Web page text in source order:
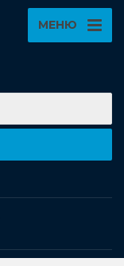
МЕНЮ